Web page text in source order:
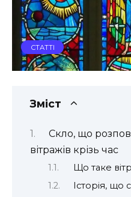
СТАТТІ
Зміст
Скло, що
вітражів крізь час
Що таке
Історія, що